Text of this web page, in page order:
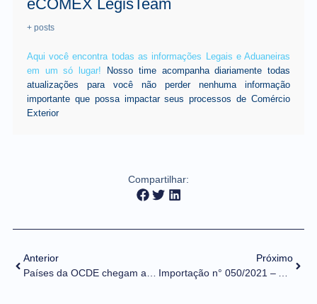
eCOMEX LegisTeam
+ posts
Aqui você encontra todas as informações Legais e Aduaneiras
em um só lugar! Nosso time acompanha diariamente todas
atualizações para você não perder nenhuma informação
importante que possa impactar seus processos de Comércio
Exterior
Compartilhar:
Anterior
Países da OCDE chegam a um acordo sobre os caminhos para a digitalização da economia
Próximo
Importação n° 050/2021 – Alteração de Tratamento Administrativo – DFPC – NCM 93069090